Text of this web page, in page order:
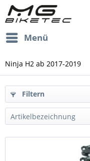
Menü
Ninja H2 ab 2017-2019
Filtern